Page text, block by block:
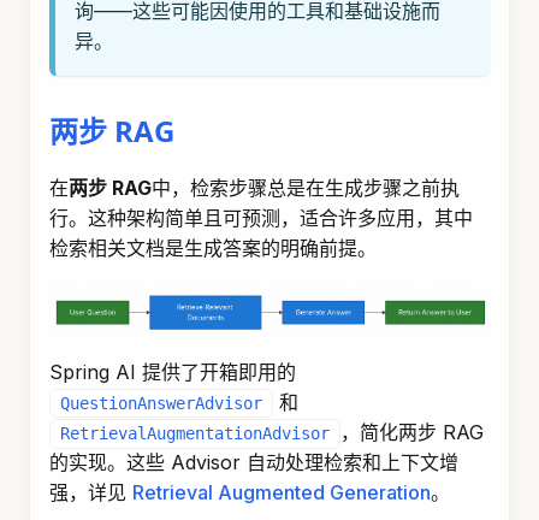
询——这些可能因使用的工具和基础设施而
异。
两步 RAG
在两步 RAG中，检索步骤总是在生成步骤之前执
行。这种架构简单且可预测，适合许多应用，其中
检索相关文档是生成答案的明确前提。
Spring AI 提供了开箱即用的
QuestionAnswerAdvisor 和
RetrievalAugmentationAdvisor
，简化两步 RAG
的实现。这些 Advisor 自动处理检索和上下文增
强，详见 Retrieval Augmented Generation。